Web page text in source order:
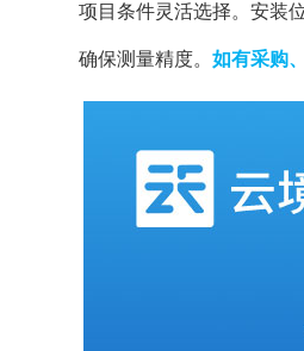
项目条件灵活选择。安装
确保测量精度。如有采购